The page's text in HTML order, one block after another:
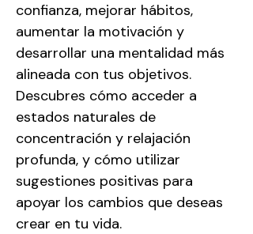
confianza, mejorar hábitos,
aumentar la motivación y
desarrollar una mentalidad más
alineada con tus objetivos.
Descubres cómo acceder a
estados naturales de
concentración y relajación
profunda, y cómo utilizar
sugestiones positivas para
apoyar los cambios que deseas
crear en tu vida.